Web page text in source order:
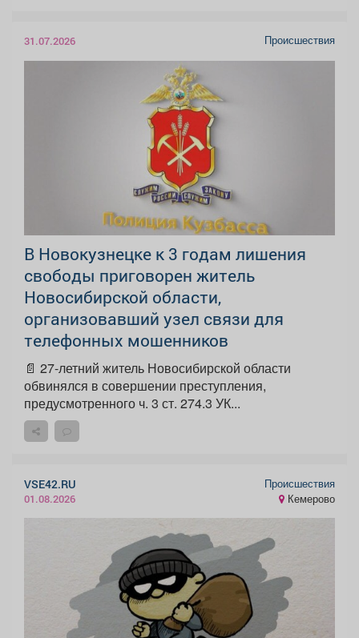
31.07.2026 Происшествия
В Новокузнецке к 3 годам лишения
свободы приговорен житель
Новосибирской области,
организовавший узел связи для
телефонных мошенников
📄 27-летний житель Новосибирской области
обвинялся в совершении преступления,
предусмотренного ч. 3 ст. 274.3 УК...
VSE42.RU
01.08.2026
Происшествия
Кемерово